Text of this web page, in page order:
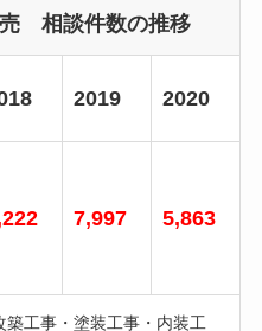
相談件数の推移
2019 2020
7,997 5,863
築工事・塗装工事・内装工